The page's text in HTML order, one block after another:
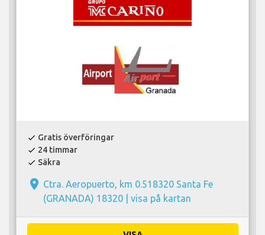
check Gratis överföringar
check 24 timmar
check Säkra
place Ctra. Aeropuerto, km 0.518320 Santa Fe
(GRANADA) 18320 | visa på kartan